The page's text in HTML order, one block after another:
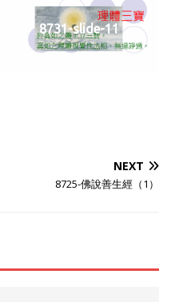
8731-slide-11
NEXT
8725-佛說善生經（1）